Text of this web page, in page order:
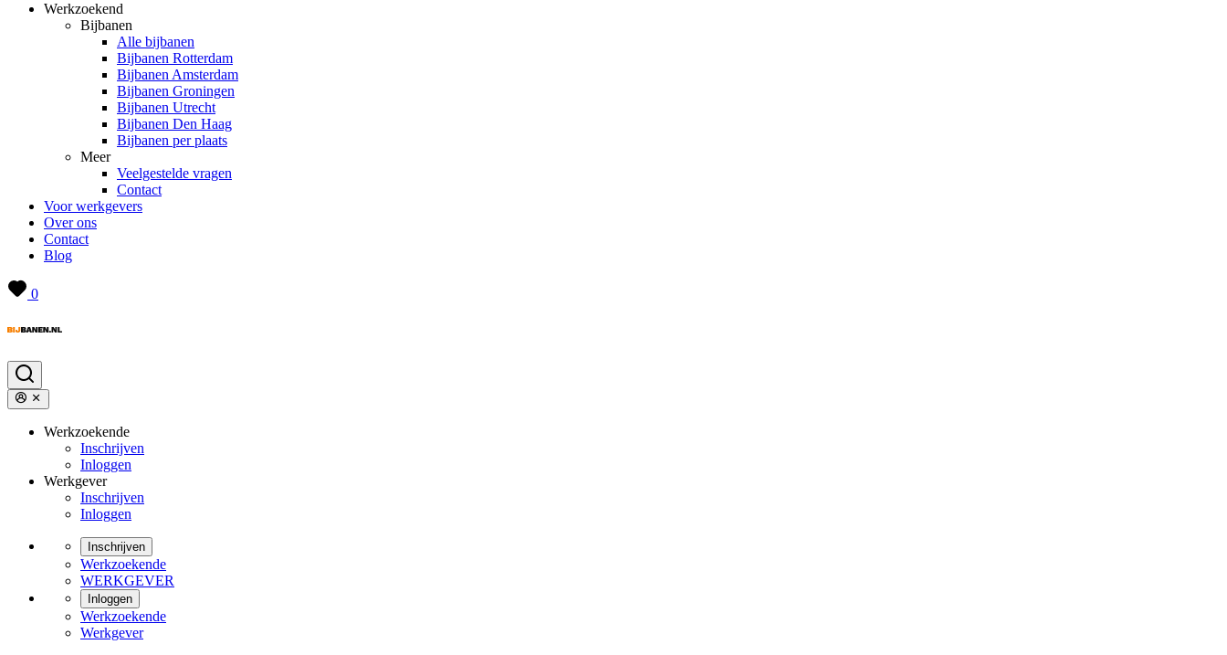
Werkzoekend
Bijbanen
Alle bijbanen
Bijbanen Rotterdam
Bijbanen Amsterdam
Bijbanen Groningen
Bijbanen Utrecht
Bijbanen Den Haag
Bijbanen per plaats
Meer
Veelgestelde vragen
Contact
Voor werkgevers
Over ons
Contact
Blog
0
Werkzoekende
Inschrijven
Inloggen
Werkgever
Inschrijven
Inloggen
Inschrijven
Werkzoekende
WERKGEVER
Inloggen
Werkzoekende
Werkgever